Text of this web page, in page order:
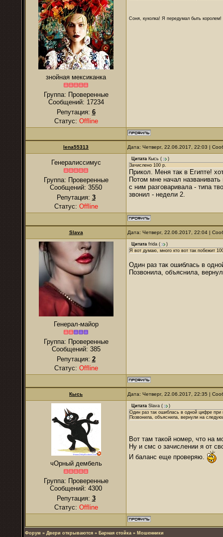
знойная мексиканка
Группа: Проверенные
Сообщений: 17234
Репутация: 6
Статус: Offline
Соня, куколка! Я передумал быть
lena55313 Дата: Четверг, 22.06.2017, 22:03 |
Генералиссимус
Группа: Проверенные
Сообщений: 3550
Репутация: 3
Статус: Offline
Цитата Кысь (
)
Зачислено 100 р.
Прикол. Меня так в Египте!
Потом мне начал
с ним разговаривала - типа
звонил - недели 2.
Slava Дата: Четверг, 22.06.2017, 22:04 |
Генерал-майор
Группа: Проверенные
Сообщений: 385
Репутация: 2
Статус: Offline
Цитата frida (
)
Я вот думаю, много кто вот так побежит
Один раз так ошиблась в
Позвонила, объяснила,
Кысь Дата: Четверг, 22.06.2017, 22:35 |
чОрный дембель
Группа: Проверенные
Сообщений: 4300
Репутация: 3
Статус: Offline
Цитата Slava (
)
Один раз так ошиблась в одной цифре
Позвонила, объяснила, вернули на
Вот там такой номер, что на
Ну и смс о зачислении я от
И баланс еще проверяю.
Форум » Двери открываются » Барная стойка » Мошенники